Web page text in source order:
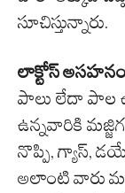
సూచిస్తున్నారు.
లాక్టోస్
పాలు లేదా పాల
ఉన్నవారికి మజ్జిగ
నొప్పి, గ్యాస్,
అలాంటి వారు